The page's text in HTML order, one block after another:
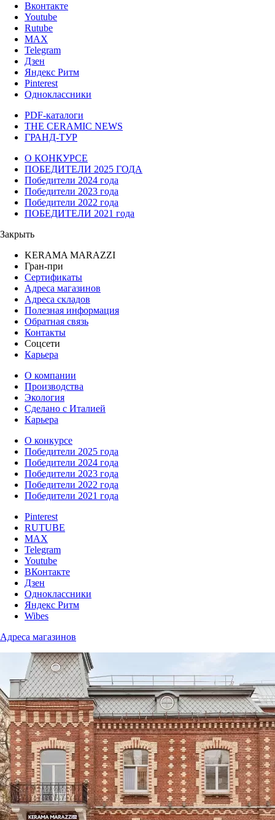
Вконтакте
Youtube
Rutube
MAX
Telegram
Дзен
Яндекс Ритм
Pinterest
Одноклассники
PDF-каталоги
THE CERAMIC NEWS
ГРАНД-ТУР
О КОНКУРСЕ
ПОБЕДИТЕЛИ 2025 ГОДА
Победители 2024 года
Победители 2023 года
Победители 2022 года
ПОБЕДИТЕЛИ 2021 года
Закрыть
KERAMA MARAZZI
Гран-при
Сертификаты
Адреса магазинов
Адреса складов
Полезная информация
Обратная связь
Контакты
Соцсети
Карьера
О компании
Производства
Экология
Сделано с Италией
Карьера
О конкурсе
Победители 2025 года
Победители 2024 года
Победители 2023 года
Победители 2022 года
Победители 2021 года
Pinterest
RUTUBE
MAX
Telegram
Youtube
ВКонтакте
Дзен
Одноклассники
Яндекс Ритм
Wibes
Адреса магазинов